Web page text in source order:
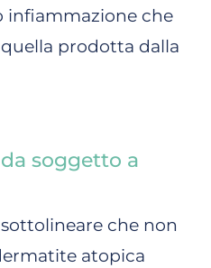
infiammazione che
prodotta dalla
da soggetto a
che non
atopica